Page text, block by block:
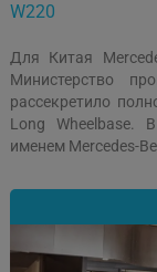
W220
Для Китая
Министерство
рассекретило
Long Wheelbase.
именем Mercedes-